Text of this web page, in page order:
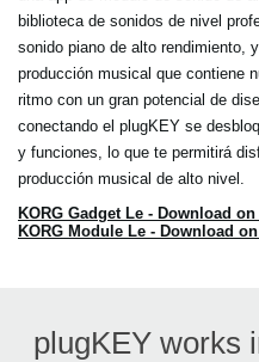
biblioteca de sonidos de nivel
sonido piano de alto rendimiento,
producción musical que contiene
ritmo con un gran potencial de
conectando el plugKEY se
y funciones, lo que te permitirá
producción musical de alto nivel.
KORG Gadget Le - Download
KORG Module Le - Download
plugKEY works